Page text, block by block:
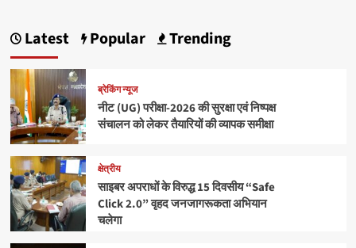
Latest Popular Trending
ब्रेकिंग न्यूज
नीट (UG) परीक्षा-2026 की सुरक्षा एवं निष्पक्ष
संचालन को लेकर तैयारियों की व्यापक समीक्षा
क्षेत्रीय
साइबर अपराधों के विरुद्ध 15 दिवसीय “Safe
Click 2.0” वृहद जनजागरूकता अभियान
चलेगा